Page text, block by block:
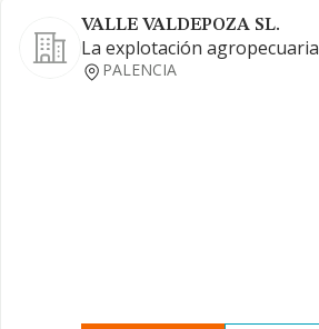
VALLE VALDEPOZA SL.
La explotación agropecuaria
PALENCIA